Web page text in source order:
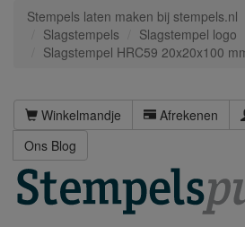
Stempels laten maken bij stempels.nl
Slagstempels
Slagstempel logo
Slagstempel HRC59 20x20x100
Winkelmandje Afrekenen
Ons Blog